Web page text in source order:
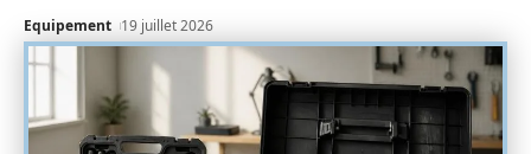
Equipement 19 juillet 2026